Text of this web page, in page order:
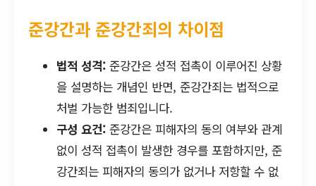
준강간과 준강간죄의 차이점
법적 성격: 준강간은 성적 접촉이 이루어진 상황
을 설명하는 개념인 반면, 준강간죄는 법적으로
처벌 가능한 범죄입니다.
구성 요건: 준강간은 피해자의 동의 여부와 관계
없이 성적 접촉이 발생한 경우를 포함하지만, 준
강간죄는 피해자의 동의가 없거나 저항할 수 없